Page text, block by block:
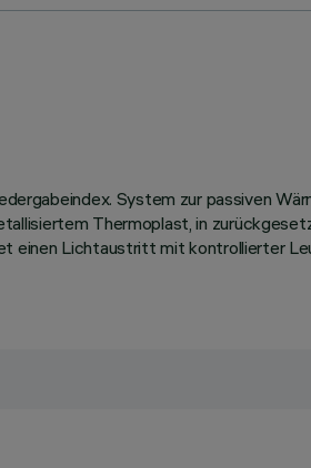
System zur passiven
Thermoplast, in
einen Lichtaustritt mit kontrollierter